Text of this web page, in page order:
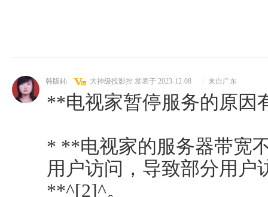
韩版鈊 大神级投影控 发表于 2023-12-08 来自广东
**电视家暂停服务的原因
* **电视家的服务器带宽
用户访问，导致部分用户
**^[2]^。